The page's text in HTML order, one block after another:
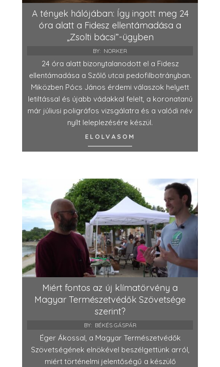
A tények hálójában: Így ingott meg 24
óra alatt a Fidesz ellentámadása a
„Zsolti bácsi”-ügyben
BY: NORKER
24 óra alatt bizonytalanodott el a Fidesz
ellentámadása a Szőlő utcai pedofilbotrányban.
Miközben Pócs János érdemi válaszok helyett
letiltással és újabb vádakkal felelt, a koronatanú
már júliusi poligráfos vizsgálatra és a valódi név
nyílt leleplezésére készül.
ELOLVASOM
Miért fontos az új klímatörvény a
Magyar Természetvédők Szövetsége
szerint?
BY: BÉKÉS GÁSPÁR
Éger Ákossal, a Magyar Természetvédők
Szövetségének elnökével beszélgettünk arról,
miért történelmi jelentőségű a készülő